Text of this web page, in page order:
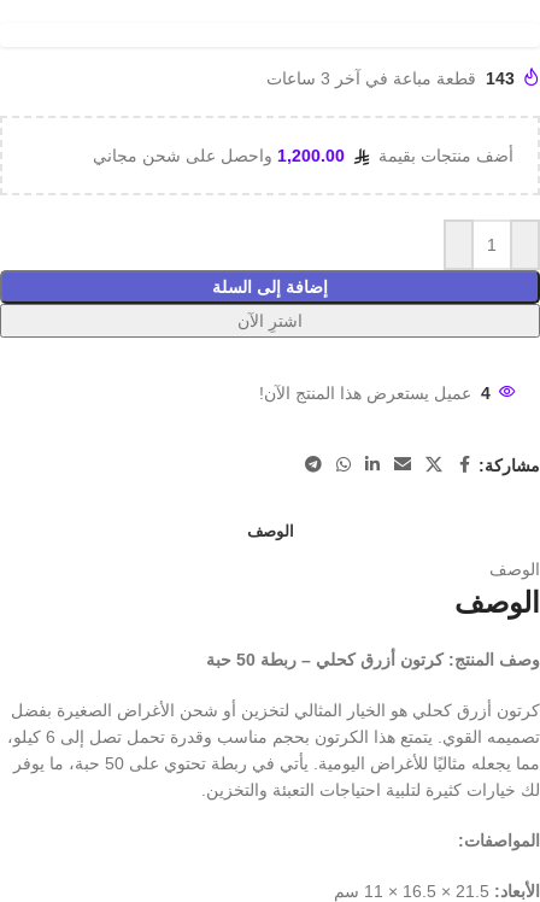
143 قطعة مباعة في آخر 3 ساعات
أضف منتجات بقيمة 1,200.00 واحصل على شحن مجاني
إضافة إلى السلة
اشترِ الآن
4 عميل يستعرض هذا المنتج الآن!
مشاركة:
الوصف
الوصف
الوصف
وصف المنتج: كرتون أزرق كحلي – ربطة 50 حبة
كرتون أزرق كحلي هو الخيار المثالي لتخزين أو شحن الأغراض الصغيرة بفضل
تصميمه القوي. يتمتع هذا الكرتون بحجم مناسب وقدرة تحمل تصل إلى 6 كيلو،
مما يجعله مثاليًا للأغراض اليومية. يأتي في ربطة تحتوي على 50 حبة، ما يوفر
لك خيارات كثيرة لتلبية احتياجات التعبئة والتخزين.
المواصفات:
الأبعاد: